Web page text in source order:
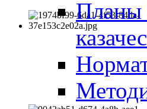
Планы